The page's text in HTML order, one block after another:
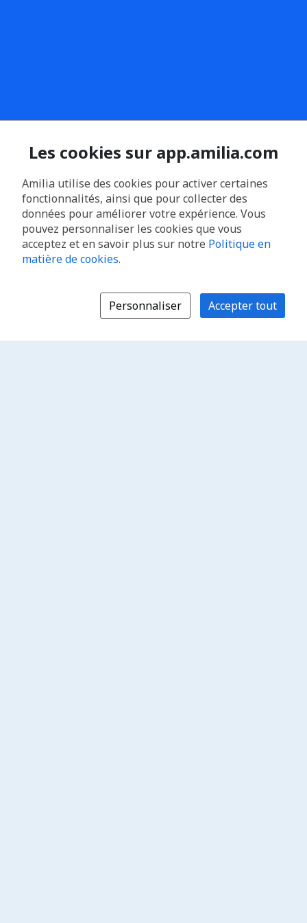
Les cookies sur app.amilia.com
Amilia utilise des cookies pour activer certaines
fonctionnalités, ainsi que pour collecter des
données pour améliorer votre expérience. Vous
pouvez personnaliser les cookies que vous
acceptez et en savoir plus sur notre Politique en
matière de cookies.
Personnaliser Accepter tout